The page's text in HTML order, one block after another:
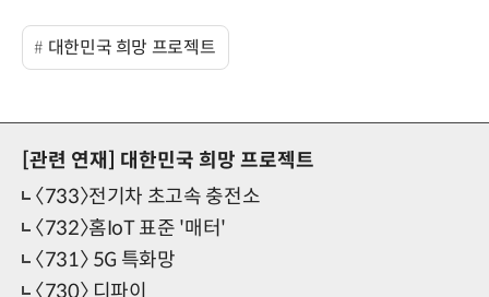
대한민국 희망 프로젝트
[관련 연재]
대한민국 희망 프로젝트
〈733〉전기차 초고속 충전소
〈732〉홈IoT 표준 '매터'
〈731〉 5G 특화망
〈730〉 디파이